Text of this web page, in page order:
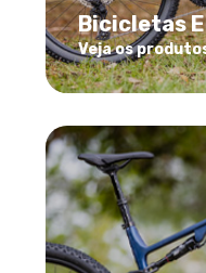
Bicicletas
Veja os